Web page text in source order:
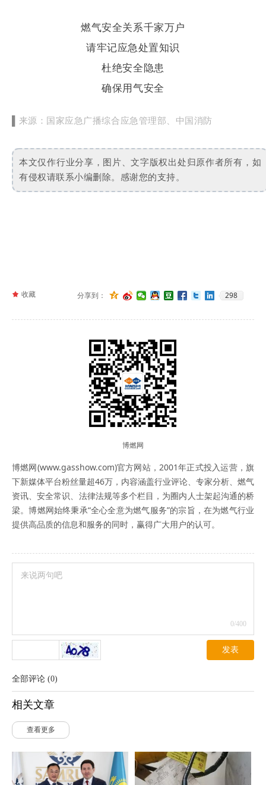
燃气安全关系千家万户
请牢记应急处置知识
杜绝安全隐患
确保用气安全
来源： 国家应急广播综合应急管理部、中国消防
本文仅作行业分享，图片、文字版权出处归原作者所有，如
有侵权请联系小编删除。感谢您的支持。
分享到： 298
끄 收藏
0/400
发表
全部评论 (0)
相关文章
查看更多
博燃网
博燃网(www.gasshow.com)官方网站，2001年正式投入运营，旗
下新媒体平台粉丝量超46万，内容涵盖行业评论、专家分析、燃气
资讯、安全常识、法律法规等多个栏目，为圈内人士架起沟通的桥
梁。博燃网始终秉承“全心全意为燃气服务”的宗旨，在为燃气行业
提供高品质的信息和服务的同时，赢得广大用户的认可。